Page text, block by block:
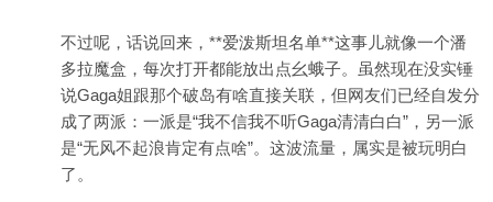
不过呢，话说回来，**爱泼斯坦名单**这事儿就像一个潘
多拉魔盒，每次打开都能放出点幺蛾子。虽然现在没实锤
说Gaga姐跟那个破岛有啥直接关联，但网友们已经自发分
成了两派：一派是“我不信我不听Gaga清清白白”，另一派
是“无风不起浪肯定有点啥”。这波流量，属实是被玩明白
了。